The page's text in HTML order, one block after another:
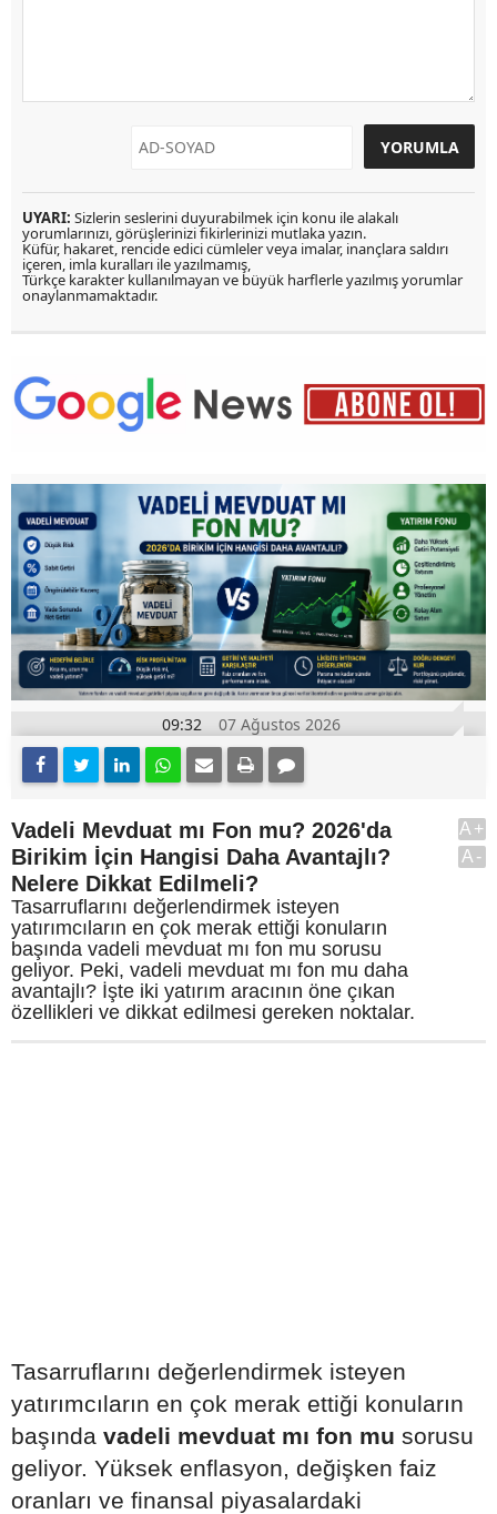
UYARI: Sizlerin seslerini duyurabilmek için konu ile alakalı
yorumlarınızı, görüşlerinizi fikirlerinizi mutlaka yazın.
Küfür, hakaret, rencide edici cümleler veya imalar, inançlara saldırı
içeren, imla kuralları ile yazılmamış,
Türkçe karakter kullanılmayan ve büyük harflerle yazılmış yorumlar
onaylanmamaktadır.
09:32 07 Ağustos 2026
Vadeli Mevduat mı Fon mu? 2026'da
Birikim İçin Hangisi Daha Avantajlı?
Nelere Dikkat Edilmeli?
Tasarruflarını değerlendirmek isteyen
yatırımcıların en çok merak ettiği konuların
başında vadeli mevduat mı fon mu sorusu
geliyor. Peki, vadeli mevduat mı fon mu daha
avantajlı? İşte iki yatırım aracının öne çıkan
özellikleri ve dikkat edilmesi gereken noktalar.
A+
A-
Tasarruflarını değerlendirmek isteyen
yatırımcıların en çok merak ettiği konuların
başında vadeli mevduat mı fon mu sorusu
geliyor. Yüksek enflasyon, değişken faiz
oranları ve finansal piyasalardaki